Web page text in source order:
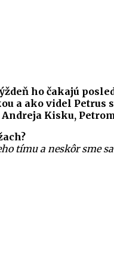
ho čakajú
a ako videl Petrus
Kisku,
tímu a neskôr sme